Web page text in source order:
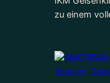
zu einem